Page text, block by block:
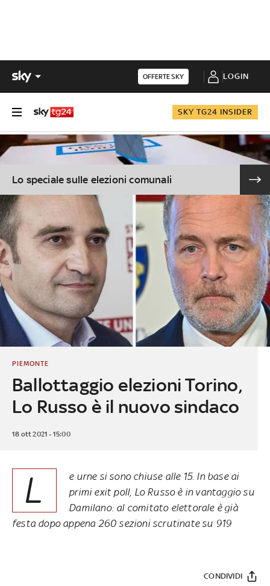
OFFERTE SKY LOGIN
SKY TG24 INSIDER
Lo speciale sulle elezioni comunali
Ballottaggio elezioni Torino,
Lo Russo è il nuovo sindaco
PIEMONTE
18 ott 2021 - 15:00
L
e urne si sono chiuse alle 15. In base ai
primi exit poll, Lo Russo è in vantaggio su
Damilano: al comitato elettorale è già
festa dopo appena 260 sezioni scrutinate su 919
CONDIVIDI